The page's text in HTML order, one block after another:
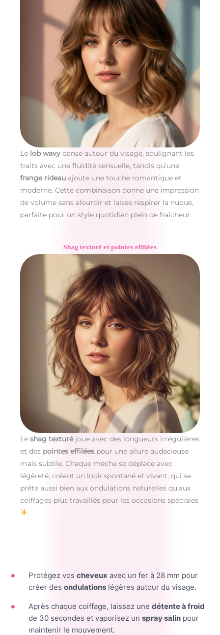
Le lob wavydanse autour du visage, soulignant les
traits avec une fluidité sensuelle, tandis qu’une
frange rideauajoute une touche romantique et
moderne. Cette combinaison donne une impression
de volume sans alourdir et laisse respirer la nuque,
parfaite pour un style quotidien plein de fraîcheur.
Shag texturé et pointes effilées
Le shag texturéjoue avec des longueurs irrégulières
et des pointes effiléespour une allure audacieuse
mais subtile. Chaque mèche se déplace avec
légèreté, créant un look spontané et vivant, qui se
prête aussi bien aux ondulations naturelles qu’aux
coiffages plus travaillés pour les occasions spéciales
.
Protégez vos cheveux avec un fer à 28 mm pour
créer des ondulationslégères autour du visage.
Après chaque coiffage, laissez une détente à froid
de 30 secondes et vaporisez un spray salinpour
maintenir le mouvement.